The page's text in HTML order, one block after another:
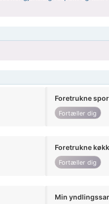
Foretrukne
Fortæller dig
Foretrukne
Fortæller dig
Min